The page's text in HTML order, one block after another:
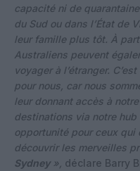
capacité ni de
du Sud ou dans l’État de
leur famille plus tôt. À
Australiens peuvent
voyager à l’étranger.
pour nous, car nous
leur donnant accès à
destinations via notre
opportunité pour ceux qui
découvrir les merveilles
Sydney», déclare Barry